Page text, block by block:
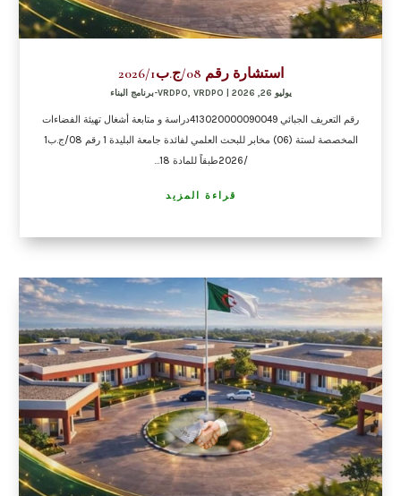
استشارة رقم 08/ج.ب2026/1
يوليو 26, 2026 VRDPO, VRDPO-برنامج البناء
رقم التعريف الجبائي 413020000090049دراسة و متابعة أشغال تهيئة الفضاءات
المخصصة لستة (06) مخابر للبحث العلمي لفائدة جامعة البليدة 1 رقم 08/ج.ب1
/2026طبقاً للمادة 18...
قراءة المزيد